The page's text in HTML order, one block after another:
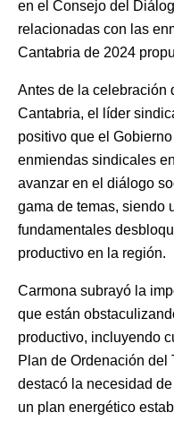
en el Consejo del
relacionadas con las
Cantabria de 2024
Antes de la celebración
Cantabria, el líder
positivo que el
enmiendas sindicales
avanzar en el diálogo
gama de temas, siendo
fundamentales
productivo en la región.
Carmona subrayó la
que están
productivo, incluyendo
Plan de Ordenación del
destacó la necesidad
un plan energético